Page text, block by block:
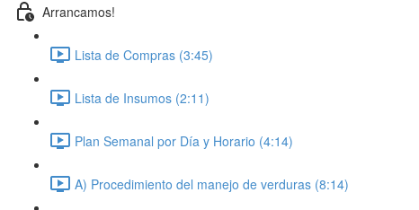
Arrancamos!
Lista de Compras (3:45)
Lista de Insumos (2:11)
Plan Semanal por Día y Horario (4:14)
A) Procedimiento del manejo de verduras (8:14)